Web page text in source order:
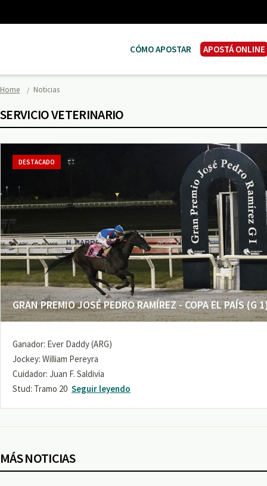
CÓMO APOSTAR APOSTÁ ONLINE
Home Noticias
SERVICIO VETERINARIO
GRAN PREMIO JOSÉ PEDRO RAMÍREZ - COPA EL PAÍS (G
DESTACADO
Ganador: Ever Daddy (ARG)
Jockey: William Pereyra
Cuidador: Juan F. Saldivia
Stud: Tramo 20 Seguir leyendo
MÁS NOTICIAS